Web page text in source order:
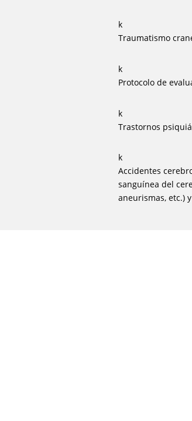
k
Traumatismo
k
Protocolo de
k
Trastornos
k
Accidentes
sanguínea del
aneurismas, etc.)